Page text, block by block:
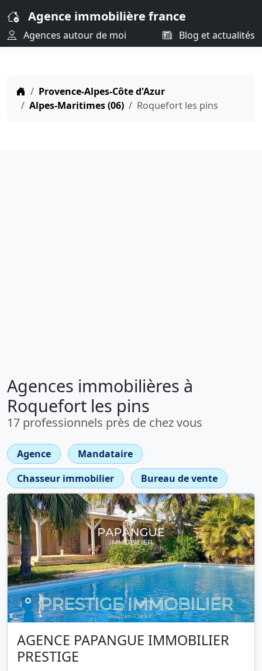
Agence immobilière france
Agences autour de moi Blog et actualités
Provence-Alpes-Côte d'Azur
Alpes-Maritimes (06)
Roquefort les pins
Agences immobilières à
Roquefort les pins
17 professionnels près de chez vous
Agence
Mandataire
Chasseur immobilier
Bureau de vente
AGENCE PAPANGUE IMMOBILIER
PRESTIGE